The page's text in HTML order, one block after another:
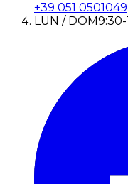
+39 051 0501049
LUN / DOM9:30-